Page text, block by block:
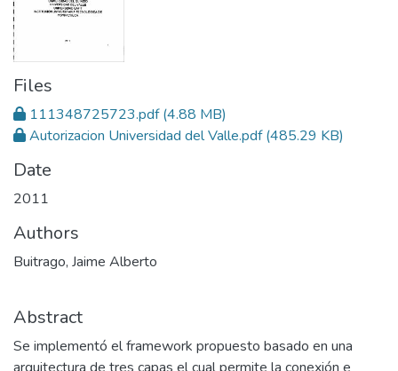
Files
111348725723.pdf(4.88 MB)
Autorizacion Universidad del Valle.pdf(485.29 KB)
Date
2011
Authors
Buitrago, Jaime Alberto
Abstract
Se implementó el framework propuesto basado en una